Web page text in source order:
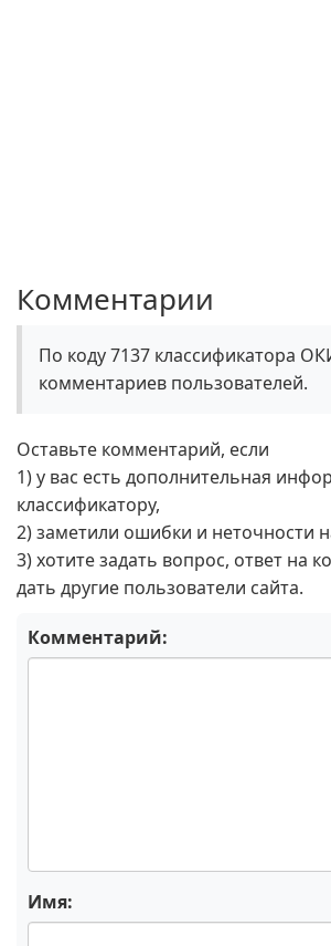
Комментарии
По коду 7137 классификатора
комментариев пользователей.
Оставьте комментарий, если
1) у вас есть дополнительная
классификатору,
2) заметили ошибки и неточности
3) хотите задать вопрос, ответ на
дать другие пользователи сайта.
Комментарий:
Имя: